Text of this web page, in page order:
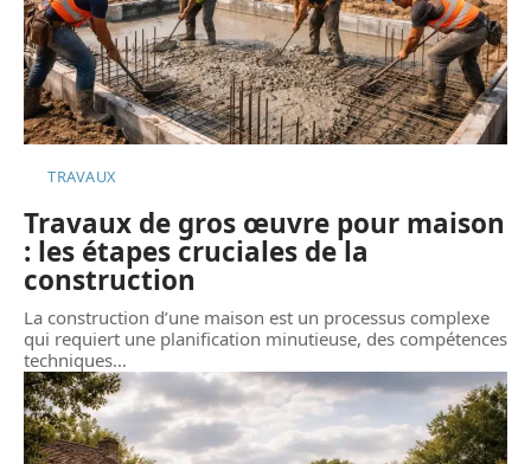
TRAVAUX
Travaux de gros œuvre pour maison
: les étapes cruciales de la
construction
La construction d’une maison est un processus complexe
qui requiert une planification minutieuse, des compétences
techniques…